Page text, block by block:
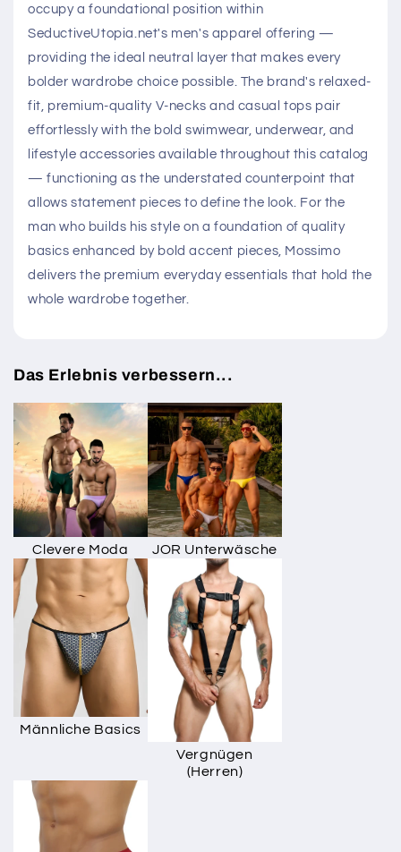
occupy a foundational position within
SeductiveUtopia.net's men's apparel offering —
providing the ideal neutral layer that makes every
bolder wardrobe choice possible. The brand's relaxed-
fit, premium-quality V-necks and casual tops pair
effortlessly with the bold swimwear, underwear, and
lifestyle accessories available throughout this catalog
— functioning as the understated counterpoint that
allows statement pieces to define the look. For the
man who builds his style on a foundation of quality
basics enhanced by bold accent pieces, Mossimo
delivers the premium everyday essentials that hold the
whole wardrobe together.
Das Erlebnis verbessern...
Clevere Moda JOR Unterwäsche
Männliche Basics
Vergnügen
(Herren)